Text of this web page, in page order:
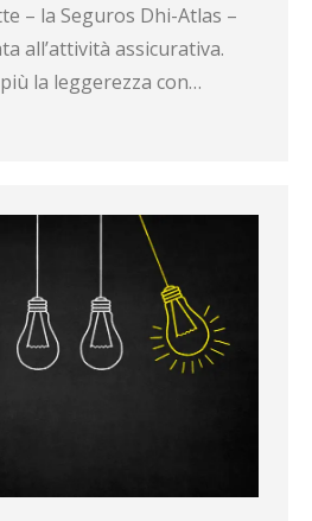
– la Seguros Dhi-Atlas –
all’attività assicurativa.
la leggerezza con…